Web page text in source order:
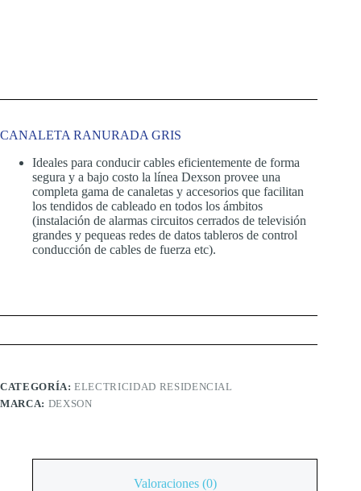
CANALETA RANURADA GRIS
Ideales para conducir cables eficientemente de forma
segura y a bajo costo la línea Dexson provee una
completa gama de canaletas y accesorios que facilitan
los tendidos de cableado en todos los ámbitos
(instalación de alarmas circuitos cerrados de televisión
grandes y pequeas redes de datos tableros de control
conducción de cables de fuerza etc).
CATEGORÍA:ELECTRICIDAD RESIDENCIAL
MARCA: DEXSON
Valoraciones (0)